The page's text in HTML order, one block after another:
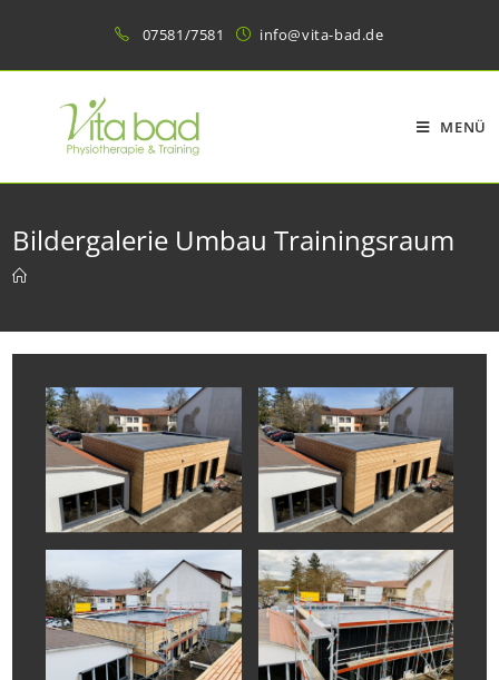
springen
07581/7581 info@vita-bad.de
MENÜ
Bildergalerie Umbau Trainingsraum